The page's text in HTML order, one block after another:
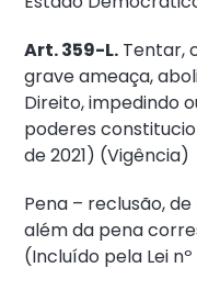
Art. 359-L. Tentar,
grave ameaça,
Direito, impedindo
poderes
de 2021) (Vigência)
Pena – reclusão,
além da pena
(Incluído pela Lei nº